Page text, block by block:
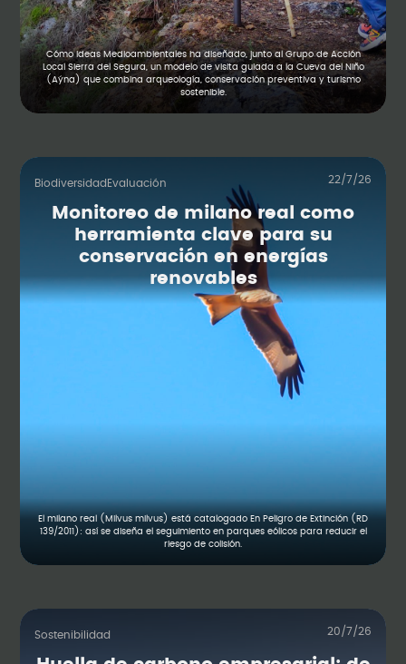
Cómo Ideas Medioambientales ha diseñado, junto al Grupo de Acción
Local Sierra del Segura, un modelo de visita guiada a la Cueva del Niño
(Aýna) que combina arqueología, conservación preventiva y turismo
sostenible.
Biodiversidad Evaluación 22/7/26
Monitoreo de milano real como
herramienta clave para su
conservación en energías
renovables
El milano real (Milvus milvus) está catalogado En Peligro de Extinción (RD
139/2011): así se diseña el seguimiento en parques eólicos para reducir el
riesgo de colisión.
Sostenibilidad 20/7/26